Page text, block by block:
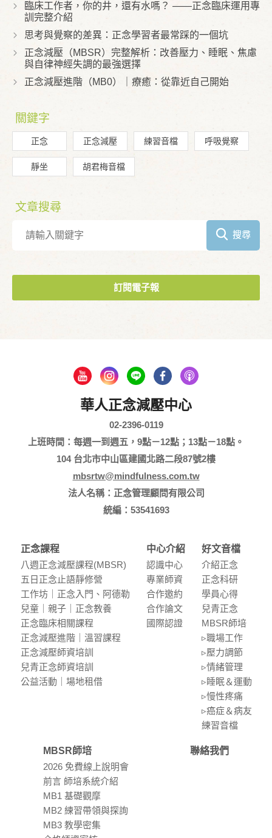
臨床工作者，你的井，還有水嗎？ ——正念臨床運用專
訓完整介紹
思考與覺察的差異：正念學習者最常踩的一個坑
正念減壓（MBSR）完整解析：改善壓力、睡眠、焦慮
與自律神經失調的最強選擇
正念減壓進階（MB0）｜療癒：從靠近自己開始
關鍵字
正念 正念減壓 練習音檔 呼吸覺察
靜坐 胡君梅音檔
文章搜尋
搜尋
訂閱電子報
華人正念減壓中心
02-2396-0119
上班時間：每週一到週五，9點－12點；13點－18點。
104 台北市中山區建國北路二段87號2樓
mbsrtw@mindfulness.com.tw
法人名稱：正念管理顧問有限公司
統編：53541693
正念課程
八週正念減壓課程(MBSR)
五⽇正念⽌語靜修營
⼯作坊｜正念入門、阿德勒
兒童｜親⼦｜正念教養
正念臨床相關課程
正念減壓進階｜溫習課程
正念減壓師資培訓
兒青正念師資培訓
公益活動｜場地租借
中心介紹
認識中⼼
專業師資
合作邀約
合作論⽂
國際認證
好文音檔
介紹正念
正念科研
學員⼼得
兒青正念
MBSR師培
▹職場⼯作
▹壓⼒調節
▹情緒管理
▹睡眠＆運動
▹慢性疼痛
▹癌症＆病友
練習⾳檔
MBSR師培
2026 免費線上說明會
前言 師培系統介紹
MB1 基礎觀摩
MB2 練習帶領與探詢
MB3 教學密集
聯絡我們